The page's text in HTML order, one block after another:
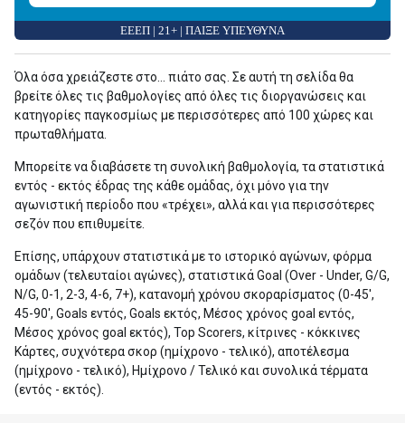
ΕΕΕΠ | 21+ | ΠΑΙΞΕ ΥΠΕΥΘΥΝΑ
Όλα όσα χρειάζεστε στο... πιάτο σας. Σε αυτή τη σελίδα θα
βρείτε όλες τις βαθμολογίες από όλες τις διοργανώσεις και
κατηγορίες παγκοσμίως με περισσότερες από 100 χώρες και
πρωταθλήματα.
Μπορείτε να διαβάσετε τη συνολική βαθμολογία, τα στατιστικά
εντός - εκτός έδρας της κάθε ομάδας, όχι μόνο για την
αγωνιστική περίοδο που «τρέχει», αλλά και για περισσότερες
σεζόν που επιθυμείτε.
Επίσης, υπάρχουν στατιστικά με το ιστορικό αγώνων, φόρμα
ομάδων (τελευταίοι αγώνες), στατιστικά Goal (Over - Under, G/G,
N/G, 0-1, 2-3, 4-6, 7+), κατανομή χρόνου σκοραρίσματος (0-45',
45-90', Goals εντός, Goals εκτός, Μέσος χρόνος goal εντός,
Μέσος χρόνος goal εκτός), Top Scorers, κίτρινες - κόκκινες
Κάρτες, συχνότερα σκορ (ημίχρονο - τελικό), αποτέλεσμα
(ημίχρονο - τελικό), Ημίχρονο / Τελικό και συνολικά τέρματα
(εντός - εκτός).